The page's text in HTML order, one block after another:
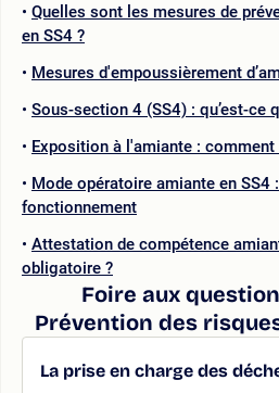
Quelles sont les mesures de
en SS4 ?
Mesures d'empoussièrement
Sous-section 4 (SS4) : qu’est-ce
Exposition à l'amiante : comment
Mode opératoire amiante en SS4
fonctionnement
Attestation de compétence
obligatoire ?
Foire aux
Prévention des
La prise en charge des